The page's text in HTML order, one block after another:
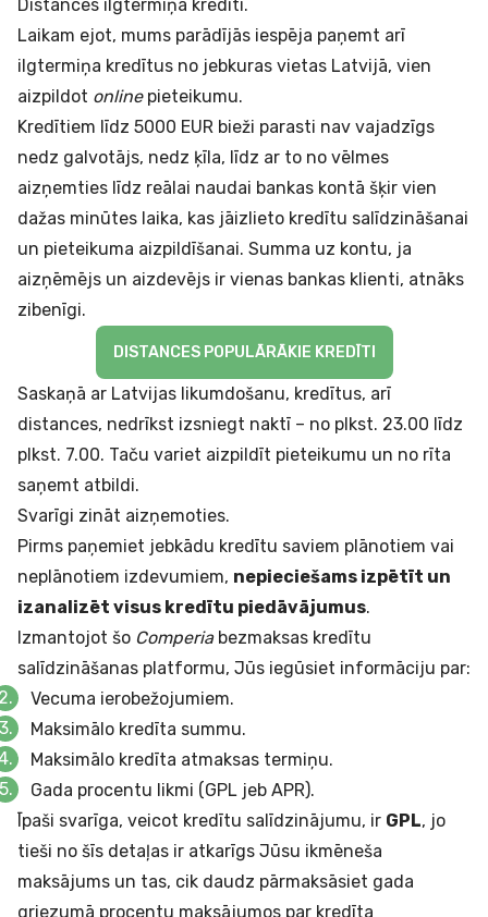
Distances ilgtermiņa kredīti.
Laikam ejot, mums parādījās iespēja paņemt arī
ilgtermiņa kredītus no jebkuras vietas Latvijā, vien
aizpildot online pieteikumu.
Kredītiem līdz 5000 EUR bieži parasti nav vajadzīgs
nedz galvotājs, nedz ķīla, līdz ar to no vēlmes
aizņemties līdz reālai naudai bankas kontā šķir vien
dažas minūtes laika, kas jāizlieto kredītu salīdzināšanai
un pieteikuma aizpildīšanai. Summa uz kontu, ja
aizņēmējs un aizdevējs ir vienas bankas klienti, atnāks
zibenīgi.
DISTANCES POPULĀRĀKIE KREDĪTI
Saskaņā ar Latvijas likumdošanu, kredītus, arī
distances, nedrīkst izsniegt naktī – no plkst. 23.00 līdz
plkst. 7.00. Taču variet aizpildīt pieteikumu un no rīta
saņemt atbildi.
Svarīgi zināt aizņemoties.
Pirms paņemiet jebkādu kredītu saviem plānotiem vai
neplānotiem izdevumiem, nepieciešams izpētīt un
izanalizēt visus kredītu piedāvājumus.
Izmantojot šo Comperia bezmaksas kredītu
salīdzināšanas platformu, Jūs iegūsiet informāciju par:
Vecuma ierobežojumiem.
Maksimālo kredīta summu.
Maksimālo kredīta atmaksas termiņu.
Gada procentu likmi (GPL jeb APR).
Īpaši svarīga, veicot kredītu salīdzinājumu, ir GPL, jo
tieši no šīs detaļas ir atkarīgs Jūsu ikmēneša
maksājums un tas, cik daudz pārmaksāsiet gada
griezumā procentu maksājumos par kredīta